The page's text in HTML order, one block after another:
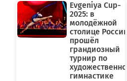
Evgeniya Cup-
2025: в
молодёжной
столице
прошёл
грандиозный
турнир по
гимнастике